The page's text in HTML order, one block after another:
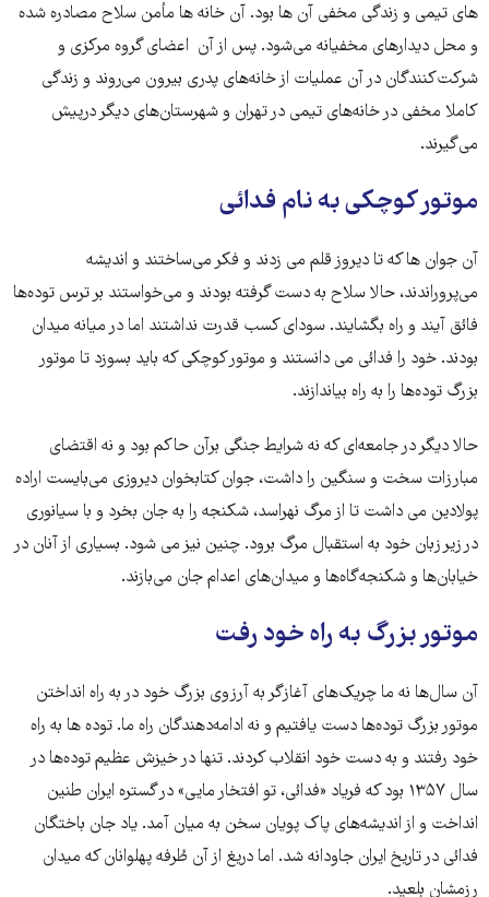
های تیمی و زندگی مخفی آن ها بود. آن خانه ها مأمن سلاح مصادره شده
و محل دیدارهای مخفیانه می‌شود. پس از آن اعضای گروه مرکزی و
شرکت‌کنندگان در آن عملیات از خانه‌های پدری بیرون می‌روند و زندگی
کاملا مخفی در خانه‌های تیمی در تهران و شهرستان‌های دیگر درپیش
می‌گیرند.
موتور کوچکی به نام فدائی
آن جوان ها که تا دیروز قلم می زدند و فکر می‌ساختند و اندیشه
می‌پروراندند، حالا سلاح به دست گرفته بودند و می‌خواستند بر ترس توده‌ها
فائق آیند و راه بگشایند. سودای کسب قدرت نداشتند اما در میانه میدان
بودند. خود را فدائی می دانستند و موتور کوچکی که باید بسوزد تا موتور
بزرگ توده‌ها را به راه بیاندازند.
حالا دیگر در جامعه‌ای که نه شرایط جنگی برآن حاکم بود و نه اقتضای
مبارزات سخت و سنگین را داشت، جوان کتابخوان دیروزی می‌بایست اراده
پولادین می داشت تا از مرگ نهراسد، شکنجه را به جان بخرد و با سیانوری
در زیر زبان خود به استقبال مرگ برود. چنین نیز می شود. بسیاری از آنان در
خیابان‌ها و شکنجه‌گاه‌ها و میدان‌های اعدام جان می‌بازند.
موتور بزرگ به راه خود رفت
آن سال‌ها نه ما چریک‌های آغازگر به آرزوی بزرگ خود در به راه انداختن
موتور بزرگ توده‌ها دست یافتیم و نه ادامه‌دهندگان راه ما. توده ها به راه
خود رفتند و به دست خود انقلاب کردند. تنها در خیزش عظیم توده‌ها در
سال ۱۳۵۷ بود که فریاد «فدائی، تو افتخار مایی» در گستره ایران طنین
انداخت و از اندیشه‌های پاک پویان سخن به میان آمد. یاد جان باختگان
فدائی در تاریخ ایران جاودانه شد. اما دریغ از آن طُرفه پهلوانان که میدان
رزمشان بلعید.